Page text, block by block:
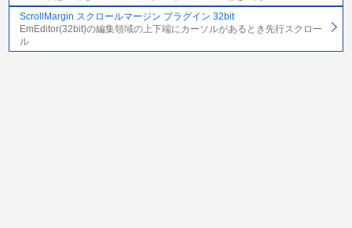
ScrollMargin スクロールマージン プラグイン 32bit
EmEditor(32bit)の編集領域の上下端にカーソルがあるとき先行スクロー
ル